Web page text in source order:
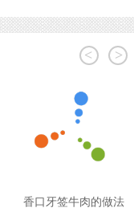
< >
香口牙签牛肉的做法